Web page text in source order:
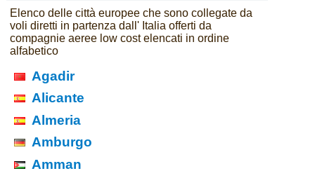
Elenco delle città europee che sono collegate da
voli diretti in partenza dall' Italia offerti da
compagnie aeree low cost elencati in ordine
alfabetico
Agadir
Alicante
Almeria
Amburgo
Amman